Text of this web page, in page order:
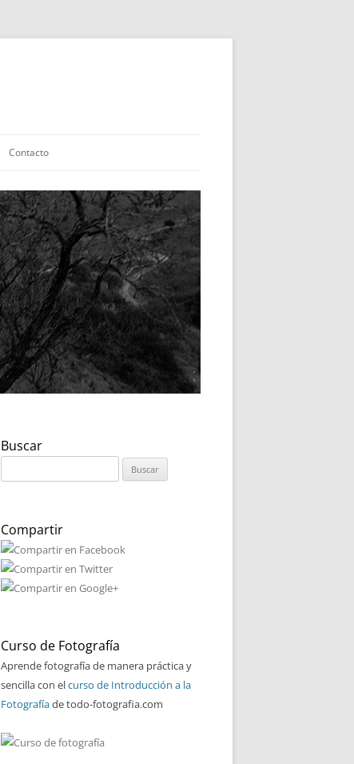
Contacto
Buscar
Compartir
Curso de Fotografía
Aprende fotografía de manera práctica y
sencilla con elcurso de Introducción a la
Fotografíade todo-fotografia.com